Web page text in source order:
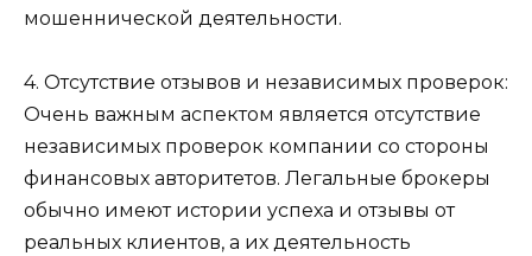
мошеннической деятельности.
4. Отсутствие отзывов и независимых проверок:
Очень важным аспектом является отсутствие
независимых проверок компании со стороны
финансовых авторитетов. Легальные брокеры
обычно имеют истории успеха и отзывы от
реальных клиентов, а их деятельность